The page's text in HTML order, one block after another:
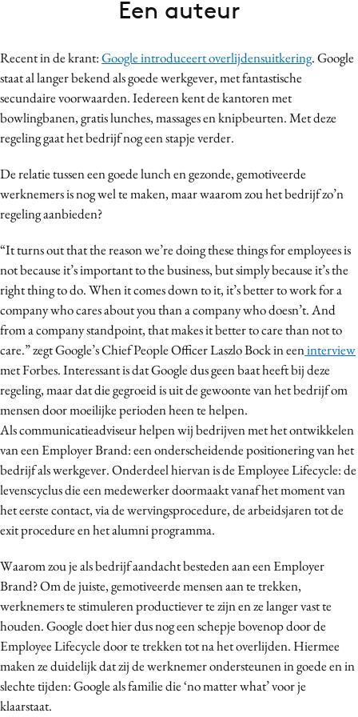
Carriere
Contentmarketing
Craft
Customer Experience
Design
Digital transformation
Effectiviteit
Gedragsverandering
Influencer marketing
Interne communicatie
Martech
Media
Merkstrategie
PR
Programmatic
Purpose Marketing
Reputatie & crisis
Recent in de krant:Google introduceert overlijdensuitkering. Google
staat al langer bekend als goede werkgever, met fantastische
secundaire voorwaarden. Iedereen kent de kantoren met
bowlingbanen, gratis lunches, massages en knipbeurten. Met deze
regeling gaat het bedrijf nog een stapje verder.
De relatie tussen een goede lunch en gezonde, gemotiveerde
werknemers is nog wel te maken, maar waarom zou het bedrijf zo’n
regeling aanbieden?
“It turns out that the reason we’re doing these things for employees is
not because it’s important to the business, but simply because it’s the
right thing to do. When it comes down to it, it’s better to work for a
company who cares about you than a company who doesn’t. And
from a company standpoint, that makes it better to care than not to
care.” zegt Google’s Chief People Officer Laszlo Bock in eeninterview
met Forbes. Interessant is dat Google dus geen baat heeft bij deze
regeling, maar dat die gegroeid is uit de gewoonte van het bedrijf om
mensen door moeilijke perioden heen te helpen.
Als communicatieadviseur helpen wij bedrijven met het ontwikkelen
van een Employer Brand: een onderscheidende positionering van het
bedrijf als werkgever. Onderdeel hiervan is de Employee Lifecycle: de
levenscyclus die een medewerker doormaakt vanaf het moment van
het eerste contact, via de wervingsprocedure, de arbeidsjaren tot de
exit procedure en het alumni programma.
Waarom zou je als bedrijf aandacht besteden aan een Employer
Brand? Om de juiste, gemotiveerde mensen aan te trekken,
werknemers te stimuleren productiever te zijn en ze langer vast te
houden. Google doet hier dus nog een schepje bovenop door de
Employee Lifecycle door te trekken tot na het overlijden. Hiermee
maken ze duidelijk dat zij de werknemer ondersteunen in goede en in
slechte tijden: Google als familie die ‘no matter what’ voor je
klaarstaat.
Een auteur